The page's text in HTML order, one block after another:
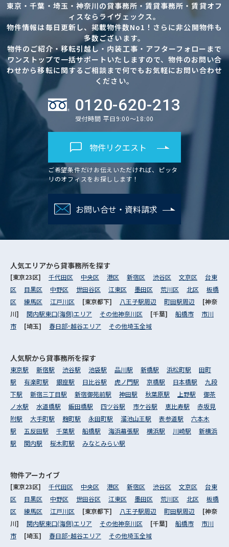
東京・千葉・埼玉・神奈川の貸事務所・賃貸事務所・賃貸オフ
ィスならライヴェックス。
物件情報は毎日更新し、掲載物件数No1！さらに非公開物件も
多数ございます。
物件のご紹介・移転引越し・内装工事・アフターフォローまで
ワンストップで一括サポートいたしますので、物件のお問い合
わせから移転に関するご相談まで何でもお気軽にお問い合わせ
ください。
0120-620-213
受付時間 平日9:00～18:00
物件リクエスト
ご希望条件だけお伝えいただければ、ピッタ
リのオフィスをお探しします！
お問い合せ・資料請求
人気エリアから貸事務所を探す
[東京23区] 千代田区 中央区 港区 新宿区 渋谷区 文京区
台東
区
目黒区 中野区 世田谷区 江東区 墨田区 荒川区 北区
板橋
区
練馬区 江戸川区 [東京都下] 八王子駅周辺 町田駅周辺
[神奈
川] 関内駅東口(海側)エリア その他神奈川区 [千葉] 船橋市
市川
市
[埼玉] 春日部･越谷エリア その他埼玉全域
人気駅から貸事務所を探す
東京駅 新宿駅 渋谷駅 池袋駅 品川駅 新橋駅 浜松町駅
田町
駅
有楽町駅 銀座駅 日比谷駅 虎ノ門駅 京橋駅 日本橋駅
九段
下駅
新宿三丁目駅 新宿御苑前駅 神田駅 秋葉原駅 上野駅
御茶
ノ水駅
水道橋駅 飯田橋駅 四ツ谷駅 市ケ谷駅 恵比寿駅
赤坂見
附駅
大手町駅 麹町駅 永田町駅 溜池山王駅 表参道駅
六本木
駅
五反田駅 千葉駅 船橋駅 海浜幕張駅 横浜駅 川崎駅
新横浜
駅
関内駅 桜木町駅 みなとみらい駅
物件アーカイブ
[東京23区] 千代田区 中央区 港区 新宿区 渋谷区 文京区
台東
区
目黒区 中野区 世田谷区 江東区 墨田区 荒川区 北区
板橋
区
練馬区 江戸川区 [東京都下] 八王子駅周辺 町田駅周辺
[神奈
川] 関内駅東口(海側)エリア その他神奈川区 [千葉] 船橋市
市川
市
[埼玉] 春日部･越谷エリア その他埼玉全域